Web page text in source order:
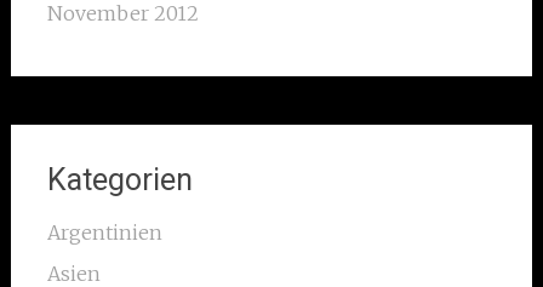
November 2012
Kategorien
Argentinien
Asien